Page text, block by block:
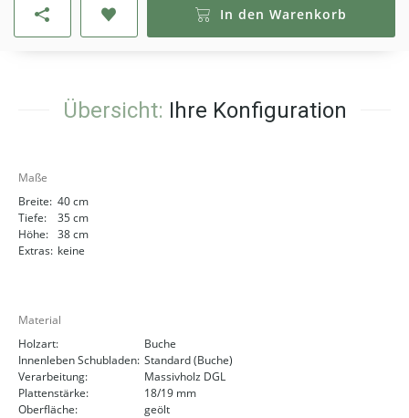
In den Warenkorb
Übersicht: Ihre Konfiguration
Maße
Breite: 40 cm
Tiefe:
35 cm
Höhe: 38 cm
Extras: keine
Material
Holzart:
Buche
Innenleben Schubladen: Standard (Buche)
Verarbeitung:
Massivholz DGL
Plattenstärke:
18/19 mm
Oberfläche:
geölt